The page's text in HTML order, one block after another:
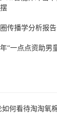
传播学分析报告
“一点点资助男
何看待淘淘氧